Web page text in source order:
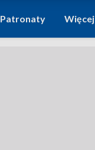
Patronaty Więcej